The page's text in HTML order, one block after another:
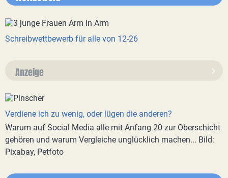
Schreibwettbewerb für alle von 12-26
Anzeige
Verdiene ich zu wenig, oder lügen die anderen?
Warum auf Social Media alle mit Anfang 20 zur Oberschicht
gehören und warum Vergleiche unglücklich machen... Bild:
Pixabay, Petfoto